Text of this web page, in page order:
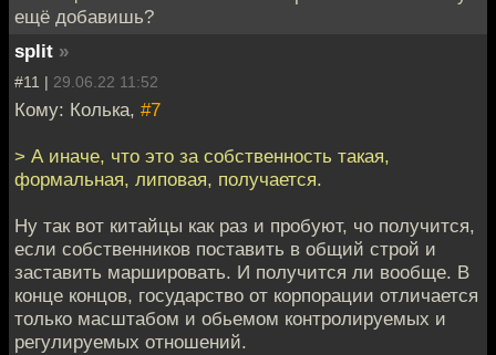
ещё добавишь?
split »
#11 | 29.06.22 11:52
Кому: Колька, #7
> А иначе, что это за собственность такая,
формальная, липовая, получается.
Ну так вот китайцы как раз и пробуют, чо получится,
если собственников поставить в общий строй и
заставить маршировать. И получится ли вообще. В
конце концов, государство от корпорации отличается
только масштабом и обьемом контролируемых и
регулируемых отношений.